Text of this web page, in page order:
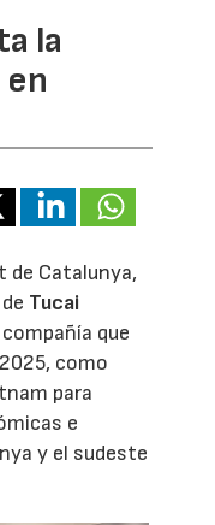
la
de Catalunya,
Tucai
que
como
para
e
y el sudeste